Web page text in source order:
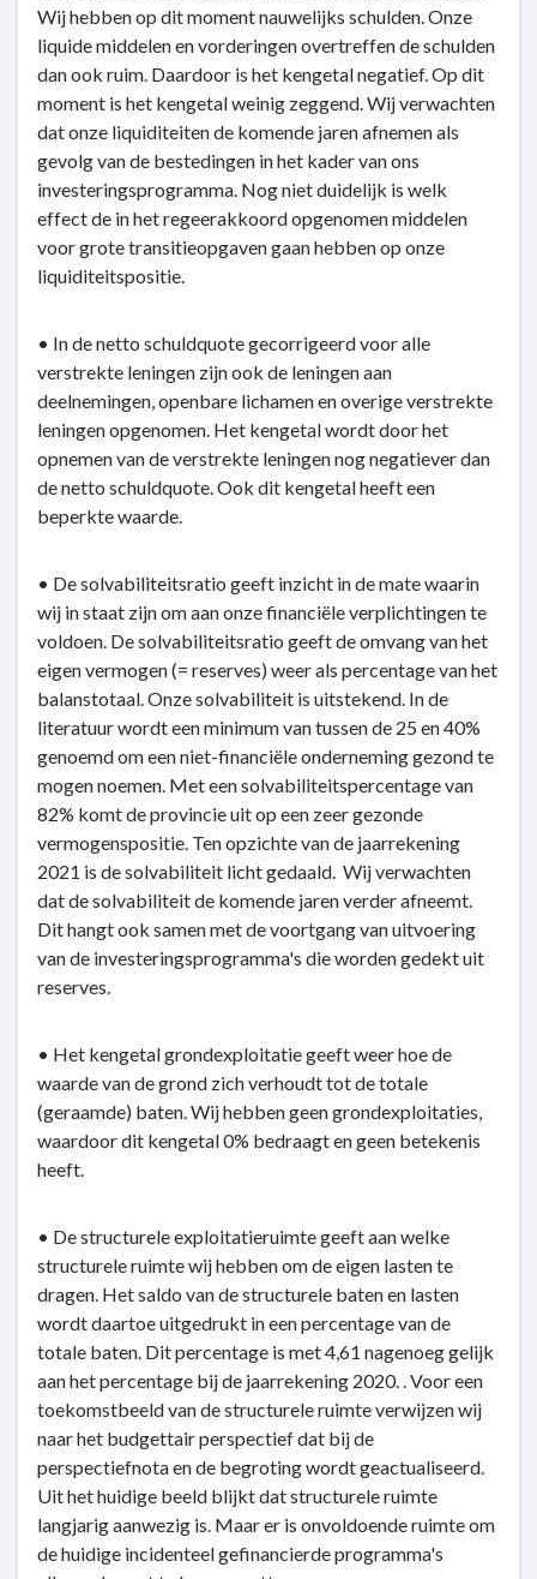
Wij hebben op dit moment nauwelijks schulden. Onze
liquide middelen en vorderingen overtreffen de schulden
dan ook ruim. Daardoor is het kengetal negatief. Op dit
moment is het kengetal weinig zeggend. Wij verwachten
dat onze liquiditeiten de komende jaren afnemen als
gevolg van de bestedingen in het kader van ons
investeringsprogramma. Nog niet duidelijk is welk
effect de in het regeerakkoord opgenomen middelen
voor grote transitieopgaven gaan hebben op onze
liquiditeitspositie.
• In de netto schuldquote gecorrigeerd voor alle
verstrekte leningen zijn ook de leningen aan
deelnemingen, openbare lichamen en overige verstrekte
leningen opgenomen. Het kengetal wordt door het
opnemen van de verstrekte leningen nog negatiever dan
de netto schuldquote. Ook dit kengetal heeft een
beperkte waarde.
• De solvabiliteitsratio geeft inzicht in de mate waarin
wij in staat zijn om aan onze financiële verplichtingen te
voldoen. De solvabiliteitsratio geeft de omvang van het
eigen vermogen (= reserves) weer als percentage van het
balanstotaal. Onze solvabiliteit is uitstekend. In de
literatuur wordt een minimum van tussen de 25 en 40%
genoemd om een niet-financiële onderneming gezond te
mogen noemen. Met een solvabiliteitspercentage van
82% komt de provincie uit op een zeer gezonde
vermogenspositie. Ten opzichte van de jaarrekening
2021 is de solvabiliteit licht gedaald. Wij verwachten
dat de solvabiliteit de komende jaren verder afneemt.
Dit hangt ook samen met de voortgang van uitvoering
van de investeringsprogramma's die worden gedekt uit
reserves.
• Het kengetal grondexploitatie geeft weer hoe de
waarde van de grond zich verhoudt tot de totale
(geraamde) baten. Wij hebben geen grondexploitaties,
waardoor dit kengetal 0% bedraagt en geen betekenis
heeft.
• De structurele exploitatieruimte geeft aan welke
structurele ruimte wij hebben om de eigen lasten te
dragen. Het saldo van de structurele baten en lasten
wordt daartoe uitgedrukt in een percentage van de
totale baten. Dit percentage is met 4,61 nagenoeg gelijk
aan het percentage bij de jaarrekening 2020. . Voor een
toekomstbeeld van de structurele ruimte verwijzen wij
naar het budgettair perspectief dat bij de
perspectiefnota en de begroting wordt geactualiseerd.
Uit het huidige beeld blijkt dat structurele ruimte
langjarig aanwezig is. Maar er is onvoldoende ruimte om
de huidige incidenteel gefinancierde programma's